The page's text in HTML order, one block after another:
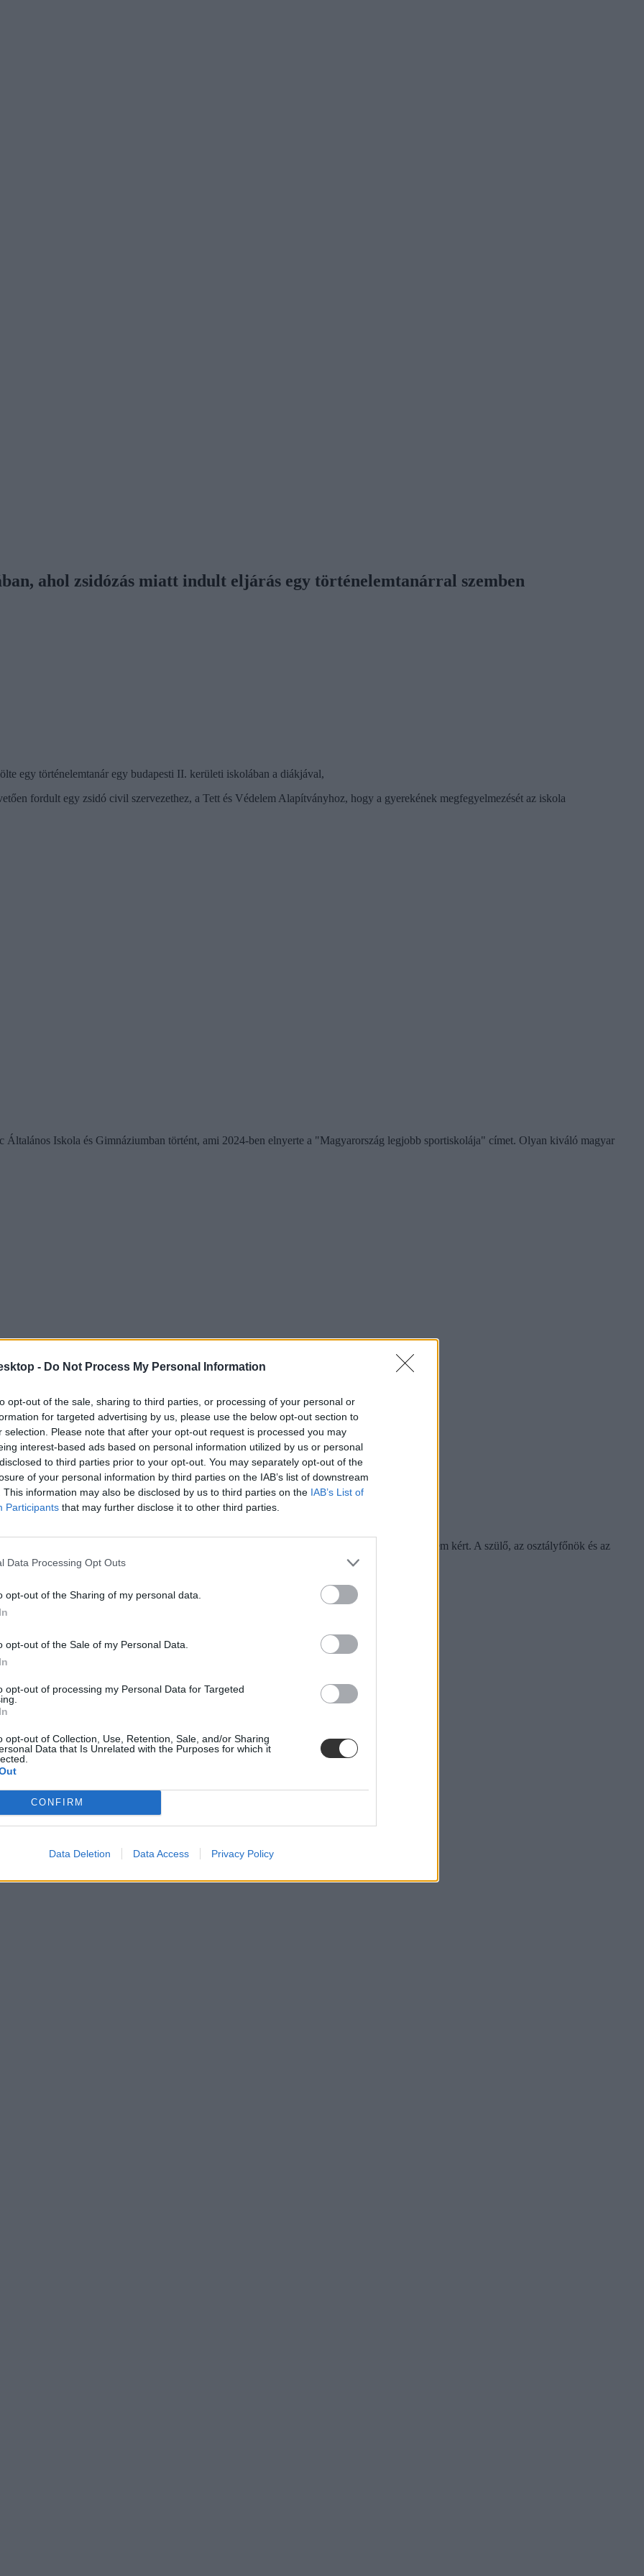
- Do Not Process My Personal Information
opt-out of the sale, sharing to third parties, or processing of your personal or
for targeted advertising by us, please use the below opt-out section to
selection. Please note that after your opt-out request is processed you may
interest-based ads based on personal information utilized by us or personal
to third parties prior to your opt-out. You may separately opt-out of the
of your personal information by third parties on the IAB’s list of downstream
This information may also be disclosed by us to third parties on the IAB’s List of
Participants that may further disclose it to other third parties.
Data Processing Opt Outs
opt-out of the Sharing of my personal data.
opt-out of the Sale of my Personal Data.
opt-out of processing my Personal Data for Targeted
opt-out of Collection, Use, Retention, Sale, and/or Sharing
Data that Is Unrelated with the Purposes for which it
CONFIRM
Data Deletion Data Access Privacy Policy
ahol zsidózás miatt indult eljárás egy történelemtanárral szemben
egy történelemtanár egy budapesti II. kerületi iskolában a diákjával,
fordult egy zsidó civil szervezethez, a Tett és Védelem Alapítványhoz, hogy a gyerekének megfegyelmezését az iskola
Általános Iskola és Gimnáziumban történt, ami 2024-ben elnyerte a "Magyarország legjobb sportiskolája" címet. Olyan kiváló magyar
vonták a pedagógust, aki azonban nem értette, miért problémás amit mondott és bocsánatot sem kért. A szülő, az osztályfőnök és az
került sor, mivel a tanár azonnali hatállyal felmondott.